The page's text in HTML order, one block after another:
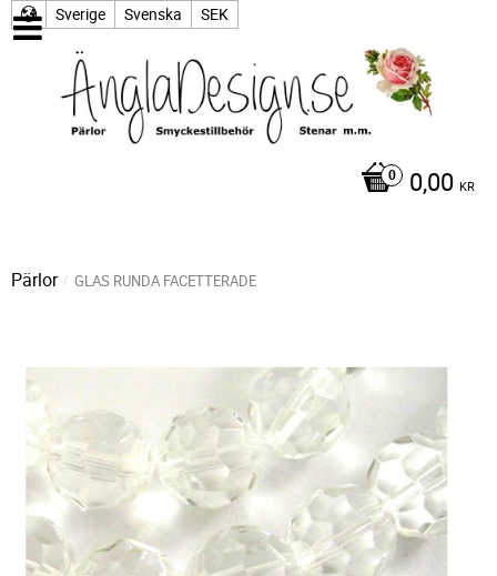
Sverige Svenska SEK
0,00 KR
Pärlor GLAS RUNDA FACETTERADE